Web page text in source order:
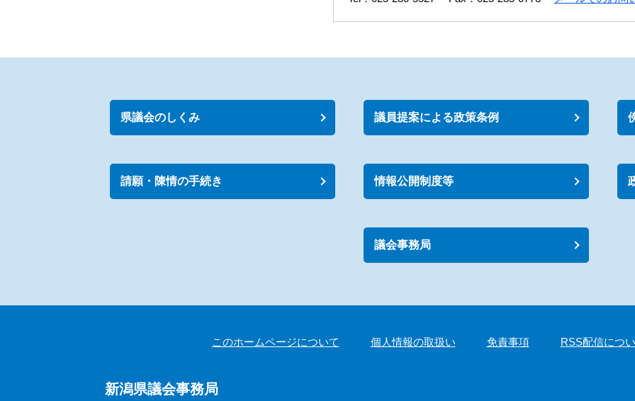
県議会のしくみ 議員提案による政策条例
請願・陳情の手続き 情報公開制度等
議会事務局
このホームページについて 個人情報の取扱い 免責事項 RSS配信につ
新潟県議会事務局